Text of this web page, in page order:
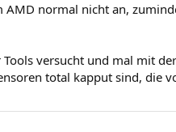
AMD normal nicht an,
versucht und mal mit
total kapput sind, die